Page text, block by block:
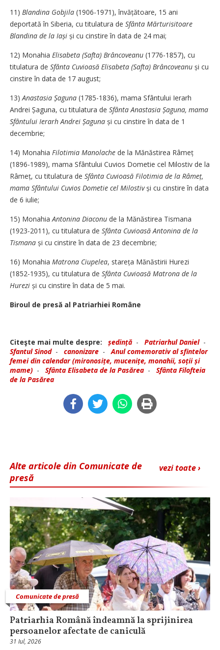
11) Blandina Gobjila (1906-1971), învă­ță­toare, 15 ani
deportată în Siberia, cu titulatura de Sfânta Mărturisitoare
Blandina de la Iași și cu cinstire în data de 24 mai;
12) Monahia Elisabeta (Safta) Brâncoveanu (1776-1857), cu
titulatura de Sfânta Cuvioasă Elisabeta (Safta) Brâncoveanu și cu
cinstire în data de 17 august;
13)Anastasia Șaguna (1785-1836), mama Sfântului Ierarh
Andrei Șaguna, cu titulatura de Sfânta Anastasia Șaguna, mama
Sfântului Ierarh Andrei Șaguna și cu cinstire în data de 1
decembrie;
14) Monahia Filotimia Manolache de la Mănăstirea Râmeț
(1896-1989), mama Sfântului Cuvios Dometie cel Milostiv de la
Râmeț, cu titulatura de Sfânta Cuvioasă Filotimia de la Râmeț,
mama Sfântului Cuvios Dometie cel Milostivși cu cinstire în data
de 6 iulie;
15) MonahiaAntonina Diaconu de la Mănăstirea Tismana
(1923-2011), cu titulatura de Sfânta Cuvioasă Antonina de la
Tismana și cu cinstire în data de 23 decembrie;
16) Monahia Matrona Ciupelea, stareța Mănăstirii Hurezi
(1852-1935), cu titulatura de Sfânta Cuvioasă Matrona de la
Hurezi și cu cinstire în data de 5 mai.
Biroul de presă al Patriarhiei Române
Citeşte mai multe despre: ședință - Patriarhul Daniel-
Sfantul Sinod- canonizare -Anul comemorativ al sfintelor
femei din calendar (mironosițe, mucenițe, monahii, soții și
mame) - Sfânta Elisabeta de la Pasărea - Sfânta Filofteia
de la Pasărea
vezi toate ›
Alte articole din Comunicate de
presă
Comunicate de presă
Patriarhia Română îndeamnă la sprijinirea
persoanelor afectate de caniculă
31 Iul, 2026